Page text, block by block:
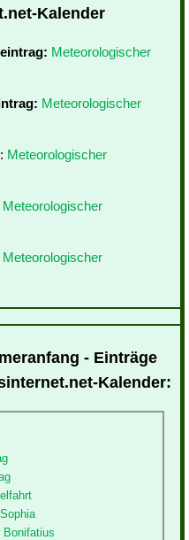
Kalender
Meteorologischer
Meteorologischer
: Meteorologischer
Meteorologischer
Meteorologischer
- Einträge
Kalender:
Bonifatius